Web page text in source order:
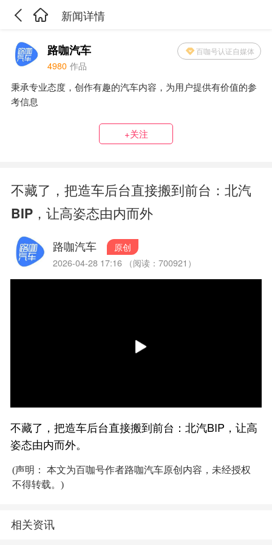
新闻详情
路咖汽车 百咖号认证自媒体
4980 作品
秉承专业态度，创作有趣的汽车内容，为用户提供有价值的参
考信息
+关注
不藏了，把造车后台直接搬到前台：北汽
BIP，让高姿态由内而外
路咖汽车
原创
2026-04-28 17:16 （阅读：700921）
不藏了，把造车后台直接搬到前台：北汽BIP，让高
姿态由内而外。
(声明： 本文为百咖号作者路咖汽车原创内容，未经授权
不得转载。)
相关资讯